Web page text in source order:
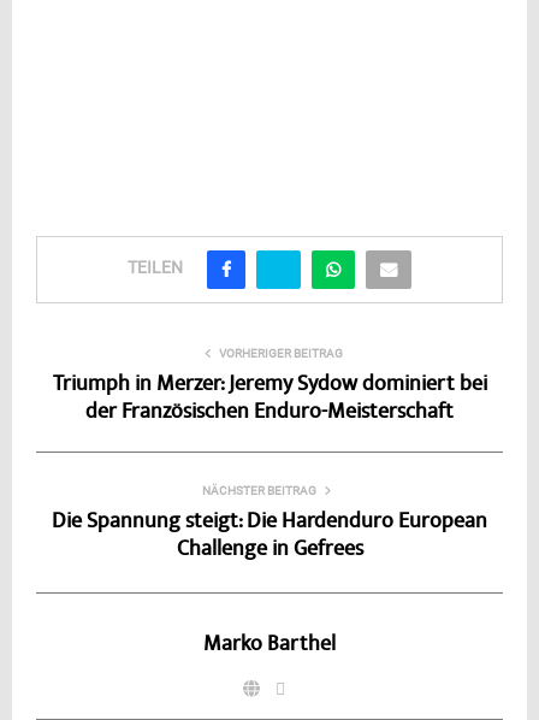
TEILEN
VORHERIGER BEITRAG
Triumph in Merzer: Jeremy Sydow dominiert bei
der Französischen Enduro-Meisterschaft
NÄCHSTER BEITRAG
Die Spannung steigt: Die Hardenduro European
Challenge in Gefrees
Marko Barthel